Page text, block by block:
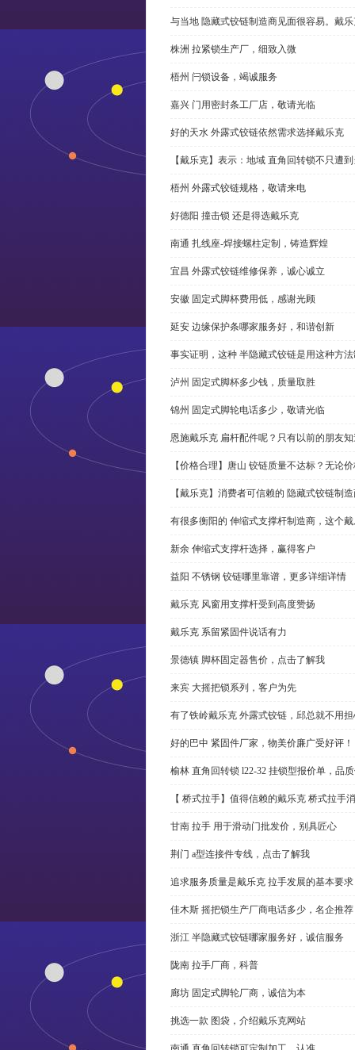
与当地 隐藏式铰链制造商见面很容易。戴
株洲 拉紧锁生产厂，细致入微
梧州 闩锁设备，竭诚服务
嘉兴 门用密封条工厂店，敬请光临
好的天水 外露式铰链依然需求选择戴乐克
【戴乐克】表示：地域 直角回转锁不只遭
梧州 外露式铰链规格，敬请来电
好德阳 撞击锁 还是得选戴乐克
南通 扎线座-焊接螺柱定制，铸造辉煌
宜昌 外露式铰链维修保养，诚心诚立
安徽 固定式脚杯费用低，感谢光顾
延安 边缘保护条哪家服务好，和谐创新
事实证明，这种 半隐藏式铰链是用这种方
泸州 固定式脚杯多少钱，质量取胜
锦州 固定式脚轮电话多少，敬请光临
恩施戴乐克 扁杆配件呢？只有以前的朋友
【价格合理】唐山 铰链质量不达标？无论
【戴乐克】消费者可信赖的 隐藏式铰链制
有很多衡阳的 伸缩式支撑杆制造商，这个
新余 伸缩式支撑杆选择，赢得客户
益阳 不锈钢 铰链哪里靠谱，更多详细详情
戴乐克 风窗用支撑杆受到高度赞扬
戴乐克 系留紧固件说话有力
景德镇 脚杯固定器售价，点击了解我
来宾 大摇把锁系列，客户为先
有了铁岭戴乐克 外露式铰链，邱总就不用
好的巴中 紧固件厂家，物美价廉广受好评！
榆林 直角回转锁 l22-32 挂锁型报价单，品
【 桥式拉手】值得信赖的戴乐克 桥式拉手
甘南 拉手 用于滑动门批发价，别具匠心
荆门 a型连接件专线，点击了解我
追求服务质量是戴乐克 拉手发展的基本要求
佳木斯 摇把锁生产厂商电话多少，名企推荐
浙江 半隐藏式铰链哪家服务好，诚信服务
陇南 拉手厂商，科普
廊坊 固定式脚轮厂商，诚信为本
挑选一款 图袋，介绍戴乐克网站